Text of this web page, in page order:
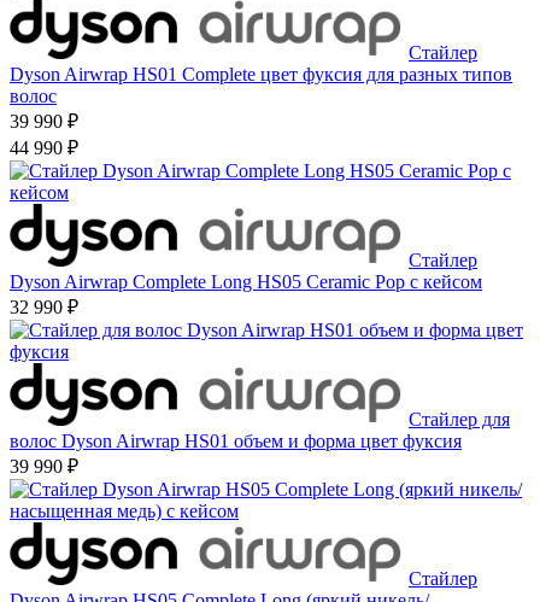
Стайлер
Dyson Airwrap HS01 Complete цвет фуксия для разных типов
волос
39 990 ₽
44 990 ₽
Стайлер
Dyson Airwrap Complete Long HS05 Ceramic Pop с кейсом
32 990 ₽
Стайлер для
волос Dyson Airwrap HS01 объем и форма цвет фуксия
39 990 ₽
Стайлер